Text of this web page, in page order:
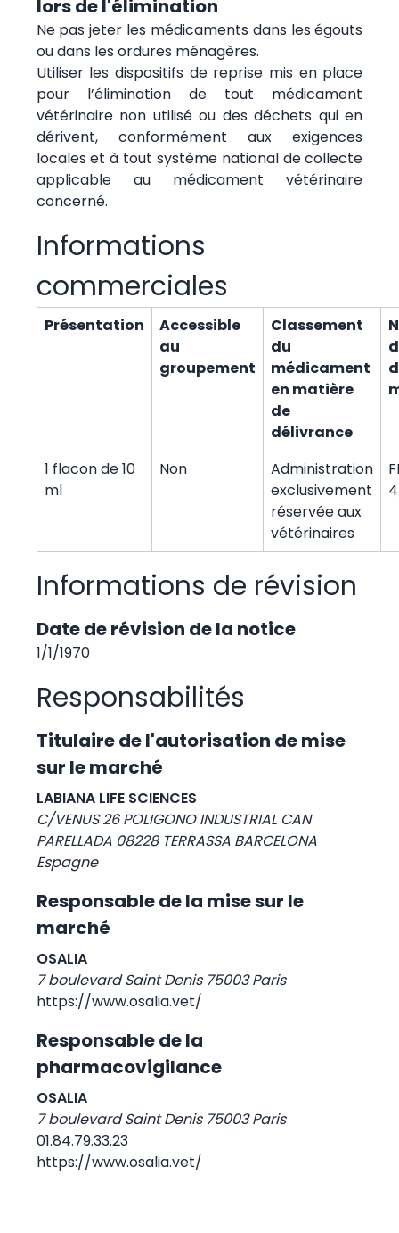
lors de l'élimination
Ne pas jeter les médicaments dans les égouts
ou dans les ordures ménagères.
Utiliser les dispositifs de reprise mis en place
pour l’élimination de tout médicament
vétérinaire non utilisé ou des déchets qui en
dérivent, conformément aux exigences
locales et à tout système national de collecte
applicable au médicament vétérinaire
concerné.
Informations
commerciales
Présentation
Accessible
au
groupement
Classement
du
médicament
en matière
de
délivrance
1 flacon de 10
ml
Non
Administration
exclusivement
réservée aux
vétérinaires
Informations de révision
Date de révision de la notice
1/1/1970
Responsabilités
Titulaire de l'autorisation de mise
sur le marché
LABIANA LIFE SCIENCES
C/VENUS 26 POLIGONO INDUSTRIAL CAN
PARELLADA 08228 TERRASSA BARCELONA
Espagne
Responsable de la mise sur le
marché
OSALIA
7 boulevard Saint Denis 75003 Paris
https://www.osalia.vet/
Responsable de la
pharmacovigilance
OSALIA
7 boulevard Saint Denis 75003 Paris
01.84.79.33.23
https://www.osalia.vet/